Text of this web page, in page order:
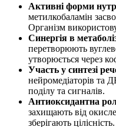
Активні форми
метилкобаламін
Організм
Синергія в
перетворюють
утворюється через
Участь у синтезі
нейромедіаторів та
поділу та сигналів.
Антиоксидантна
захищають від
зберігають цілісність.